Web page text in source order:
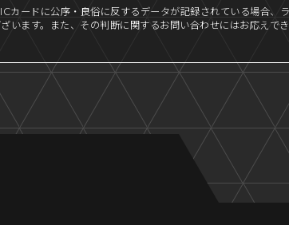
カードに公序・良俗に反するデータが記録されている場合、
います。また、その判断に関するお問い合わせにはお応えで